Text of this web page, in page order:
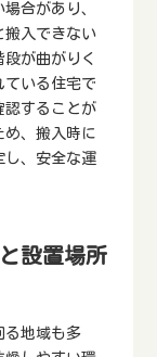
合があり、
搬入できない
が曲がりく
ている住宅で
認することが
め、搬入時に
し、安全な運
設置場所
る地域も多